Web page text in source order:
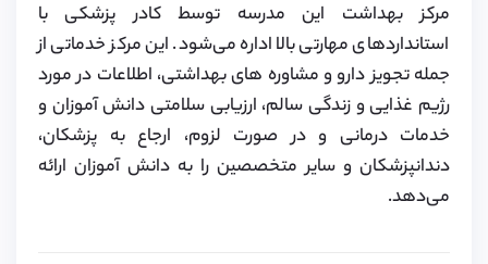
مرکز بهداشت این مدرسه توسط کادر پزشکی با
استانداردهای مهارتی بالا اداره می‌شود. این مرکز خدماتی از
جمله تجویز دارو و مشاوره های بهداشتی، اطلاعات در مورد
رژیم غذایی و زندگی سالم، ارزیابی سلامتی دانش آموزان و
خدمات درمانی و در صورت لزوم، ارجاع به پزشکان،
دندانپزشکان و سایر متخصصین را به دانش آموزان ارائه
می‌دهد.